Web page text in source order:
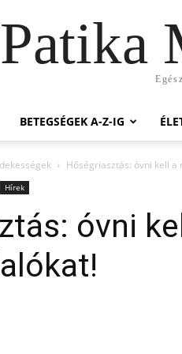
Patika
BETEGSÉGEK A-Z-IG
Hőségriasztás: óvni kell a
Hírek
óvni